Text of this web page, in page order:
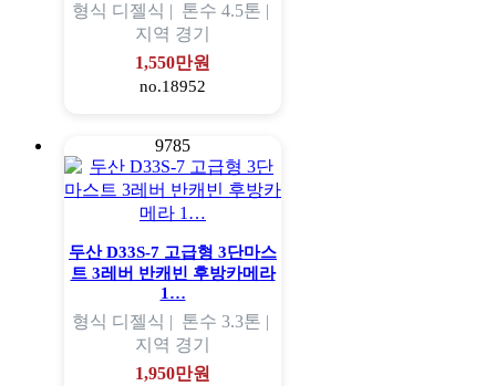
형식 디젤식 | 톤수 4.5톤 |
지역 경기
1,550만원
no.18952
9785
두산 D33S-7 고급형 3단마스
트 3레버 반캐빈 후방카메라
1…
형식 디젤식 | 톤수 3.3톤 |
지역 경기
1,950만원